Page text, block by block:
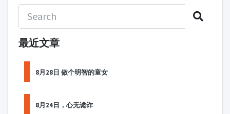
最近文章
8月28日 做个明智的童女
8月24日，心无诡诈